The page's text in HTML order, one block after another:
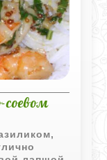
соевом